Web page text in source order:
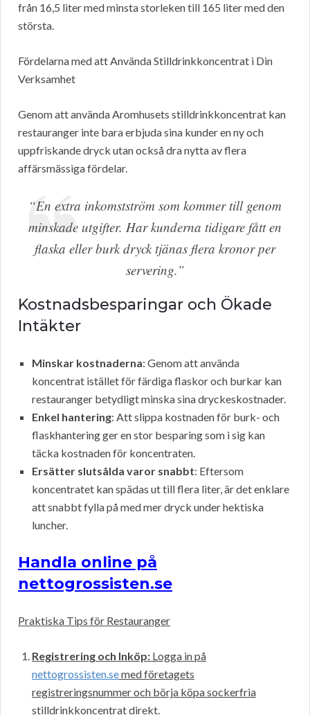
från 16,5 liter med minsta storleken till 165 liter med den
största.
Fördelarna med att Använda Stilldrinkkoncentrat i Din
Verksamhet
Genom att använda Aromhusets stilldrinkkoncentrat kan
restauranger inte bara erbjuda sina kunder en ny och
uppfriskande dryck utan också dra nytta av flera
affärsmässiga fördelar.
“En extra inkomstström som kommer till genom
minskade utgifter. Har kunderna tidigare fått en
flaska eller burk dryck tjänas flera kronor per
servering.”
Kostnadsbesparingar och Ökade
Intäkter
Minskar kostnaderna: Genom att använda
koncentrat istället för färdiga flaskor och burkar kan
restauranger betydligt minska sina dryckeskostnader.
Enkel hantering: Att slippa kostnaden för burk- och
flaskhantering ger en stor besparing som i sig kan
täcka kostnaden för koncentraten.
Ersätter slutsålda varor snabbt: Eftersom
koncentratet kan spädas ut till flera liter, är det enklare
att snabbt fylla på med mer dryck under hektiska
luncher.
Handla online på
nettogrossisten.se
Praktiska Tips för Restauranger
Registrering och Inköp: Logga in på
nettogrossisten.semed företagets
registreringsnummer och börja köpa sockerfria
stilldrinkkoncentrat direkt.